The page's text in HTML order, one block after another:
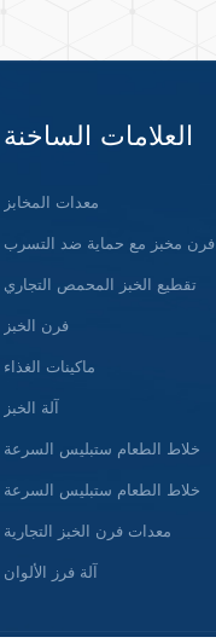
العلامات الساخنة
معدات المخابز
فرن مخبز مع حماية ضد التسرب
تقطيع الخبز المحمص التجاري
فرن الخبز
ماكينات الغذاء
آلة الخبز
خلاط الطعام ستبليس السرعة
خلاط الطعام ستبليس السرعة
معدات فرن الخبز التجارية
آلة فرز الألوان